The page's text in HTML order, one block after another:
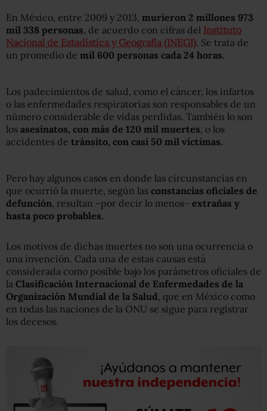
En México, entre 2009 y 2013, murieron 2 millones 973
mil 338 personas, de acuerdo con cifras del Instituto
Nacional de Estadística y Geografía (INEGI). Se trata de
un promedio de mil 600 personas cada 24 horas.
Los padecimientos de salud, como el cáncer, los infartos
o las enfermedades respiratorias son responsables de un
número considerable de vidas perdidas. También lo son
los asesinatos, con más de 120 mil muertes, o los
accidentes de tránsito, con casi 50 mil víctimas.
Pero hay algunos casos en donde las circunstancias en
que ocurrió la muerte, según las constancias oficiales de
defunción, resultan –por decir lo menos– extrañas y
hasta poco probables.
Los motivos de dichas muertes no son una ocurrencia o
una invención. Cada una de estas causas está
considerada como posible bajo los parámetros oficiales de
la Clasificación Internacional de Enfermedades de la
Organización Mundial de la Salud, que en México como
en todas las naciones de la ONU se sigue para registrar
los decesos.